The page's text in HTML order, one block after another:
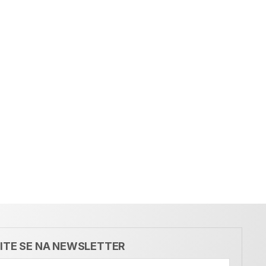
SE NA NEWSLETTER